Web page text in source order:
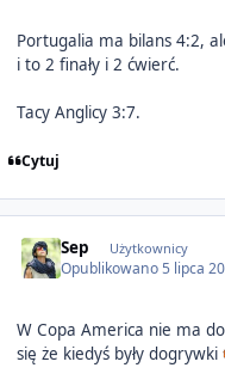
Portugalia ma bilans 4:2,
i to 2 finały i 2 ćwierć.
Tacy Anglicy 3:7.
Cytuj
Sep Użytkownicy
Opublikowano 5 lipca
W Copa America nie ma
się że kiedyś były dogrywki